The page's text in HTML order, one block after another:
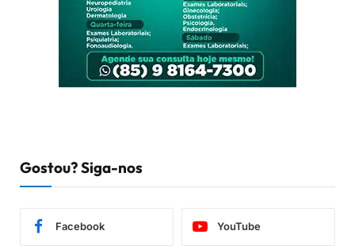
Gostou? Siga-nos
Facebook YouTube